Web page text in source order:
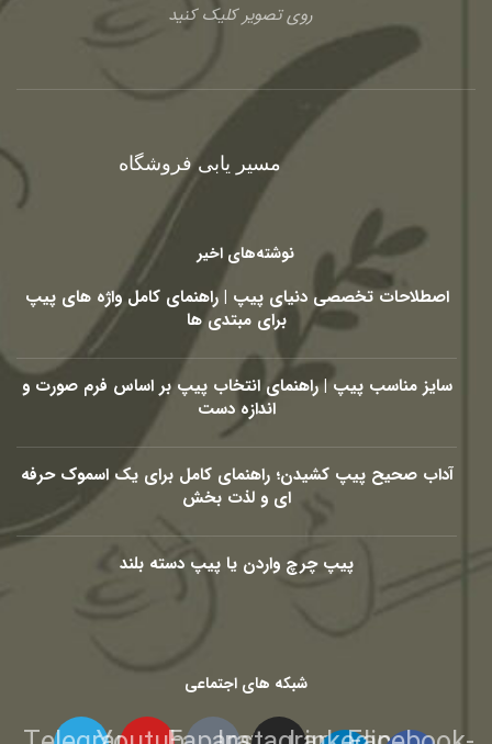
روی تصویر کلیک کنید
مسیر یابی فروشگاه
نوشته‌های اخیر
اصطلاحات تخصصی دنیای پیپ | راهنمای کامل واژه های پیپ
برای مبتدی ها
سایز مناسب پیپ | راهنمای انتخاب پیپ بر اساس فرم صورت و
اندازه دست
آداب صحیح پیپ کشیدن؛ راهنمای کامل برای یک اسموک حرفه
ای و لذت بخش
پیپ چرچ واردن یا پیپ دسته بلند
شبکه های اجتماعی